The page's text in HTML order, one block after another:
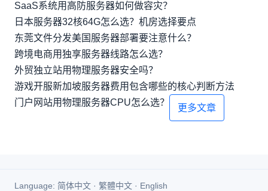
SaaS系统用高防服务器如何做容灾？
日本服务器32核64G怎么选？机房选择要点
东莞文件分发美国服务器部署要注意什么？
跨境电商用独享服务器线路怎么选？
外贸独立站用物理服务器安全吗？
游戏开服新加坡服务器费用包含哪些的核心判断方法
门户网站用物理服务器CPU怎么选？
更多文章
Language: 简体中文 · 繁體中文 · English